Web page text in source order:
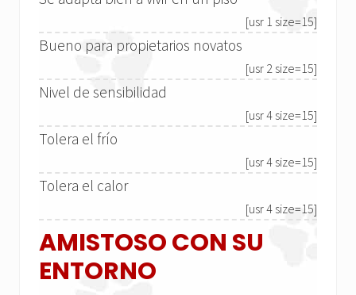
[usr 1 size=15]
Bueno para propietarios novatos
[usr 2 size=15]
Nivel de sensibilidad
[usr 4 size=15]
Tolera el frío
[usr 4 size=15]
Tolera el calor
[usr 4 size=15]
AMISTOSO CON SU
ENTORNO